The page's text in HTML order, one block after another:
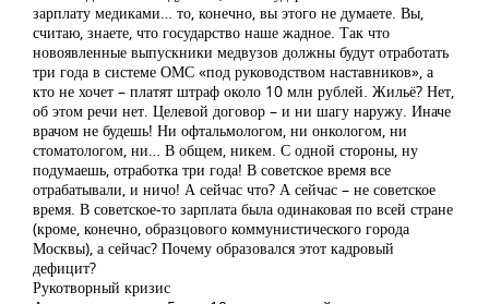
зарплату медиками… то, конечно, вы этого не думаете. Вы,
считаю, знаете, что государство наше жадное. Так что
новоявленные выпускники медвузов должны будут отработать
три года в системе ОМС «под руководством наставников», а
кто не хочет – платят штраф около 10 млн рублей. Жильё? Нет,
об этом речи нет. Целевой договор – и ни шагу наружу. Иначе
врачом не будешь! Ни офтальмологом, ни онкологом, ни
стоматологом, ни… В общем, никем. С одной стороны, ну
подумаешь, отработка три года! В советское время все
отрабатывали, и ничо! А сейчас что? А сейчас – не советское
время. В советское-то зарплата была одинаковая по всей стране
(кроме, конечно, образцового коммунистического города
Москвы), а сейчас? Почему образовался этот кадровый
дефицит?
Рукотворный кризис